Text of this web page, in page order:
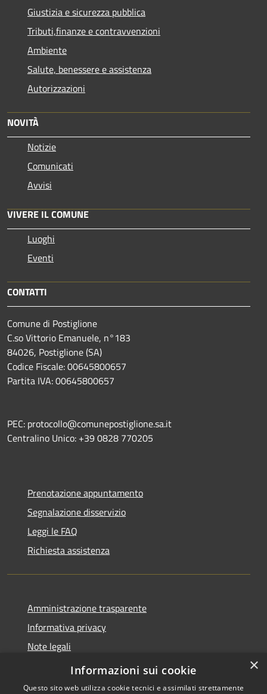
Giustizia e sicurezza pubblica
Tributi,finanze e contravvenzioni
Ambiente
Salute, benessere e assistenza
Autorizzazioni
NOVITÀ
Notizie
Comunicati
Avvisi
VIVERE IL COMUNE
Luoghi
Eventi
CONTATTI
Comune di Postiglione
C.so Vittorio Emanuele, n°183
84026, Postiglione (SA)
Codice Fiscale: 00645800657
Partita IVA: 00645800657
PEC: protocollo@comunepostiglione.sa.it
Centralino Unico: +39 0828 770205
Prenotazione appuntamento
Segnalazione disservizio
Leggi le FAQ
Richiesta assistenza
Amministrazione trasparente
Informativa privacy
Note legali
Dichiarazione di accessibilità
×
Informazioni sui cookie
Questo sito web utilizza cookie tecnici e assimilati strettamente